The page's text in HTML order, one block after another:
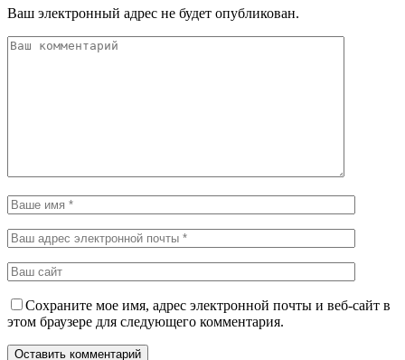
Ваш электронный адрес не будет опубликован.
Сохраните мое имя, адрес электронной почты и веб-сайт в
этом браузере для следующего комментария.